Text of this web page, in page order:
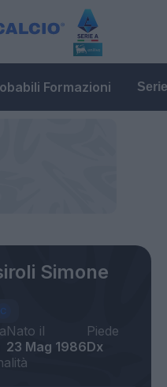
Formazioni
Simone
Nato il
23 Mag 1986
Piede
Dx